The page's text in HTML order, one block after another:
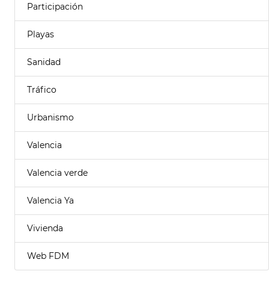
Participación
Playas
Sanidad
Tráfico
Urbanismo
Valencia
Valencia verde
Valencia Ya
Vivienda
Web FDM